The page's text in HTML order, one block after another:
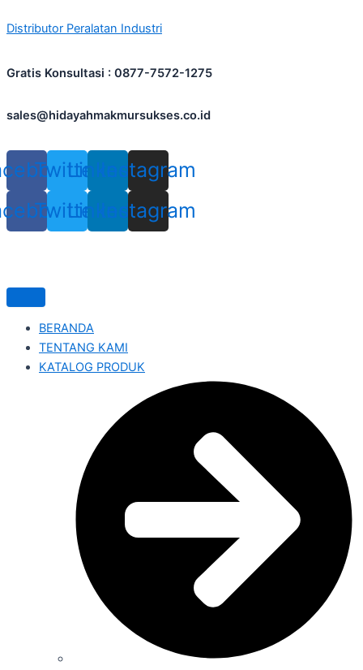
to
Distributor Peralatan Industri
Gratis Konsultasi : 0877-7572-1275
sales@hidayahmakmursukses.co.id
TwitterLinkedin
Instagram
TwitterLinkedin
Instagram
BERANDA
TENTANG KAMI
KATALOG PRODUK